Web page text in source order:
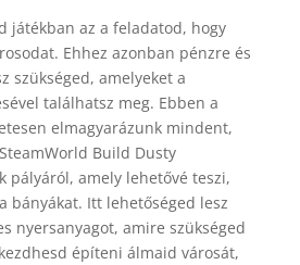
játékban az a feladatod, hogy
Ehhez azonban pénzre és
szükséged, amelyeket a
találhatsz meg. Ebben a
elmagyarázunk mindent,
Build Dusty
pályáról, amely lehetővé teszi,
bányákat. Itt lehetőséged lesz
nyersanyagot, amire szükséged
építeni álmaid városát,